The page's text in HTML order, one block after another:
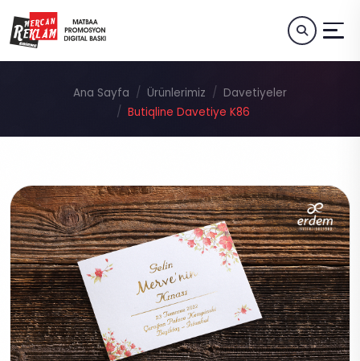
Ana Sayfa Ürünlerimiz
Davetiyeler
Butiqline Davetiye K86